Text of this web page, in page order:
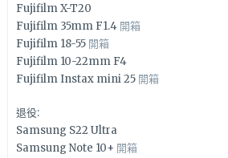
Fujifilm X-T20
Fujifilm 35mm F1.4 開箱
Fujifilm 18-55 開箱
Fujifilm 10-22mm F4
Fujifilm Instax mini 25 開箱
退役:
Samsung S22 Ultra
Samsung Note 10+ 開箱